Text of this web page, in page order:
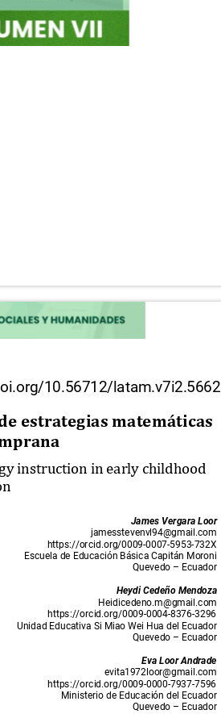
10.56712/latam.v7i2.5662
estrategias matemáticas
instruction in early childhood
James Vergara Loor
jamesstevenvl94@gmail.com
https://orcid.org/0009-0007-5953-732X
Escuela de Educación Básica Capitán Moroni
Quevedo – Ecuador
Heydi Cedeño Mendoza
Heidicedeno.m@gmail.com
https://orcid.org/0009-0004-8376-3296
Unidad Educativa Si Miao Wei Hua del Ecuador
Quevedo – Ecuador
Eva Loor Andrade
evita1972loor@gmail.com
https://orcid.org/0009-0000-7937-7596
Ministerio de Educación del Ecuador
Quevedo – Ecuador